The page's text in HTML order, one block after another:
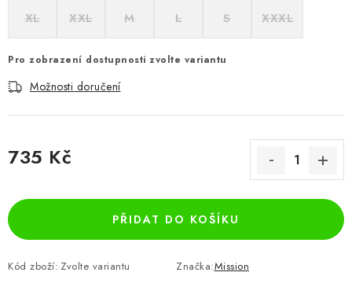
XL XXL M L S XXXL
Pro zobrazení dostupnosti zvolte variantu
Možnosti doručení
735 Kč
PŘIDAT DO KOŠÍKU
Kód zboží: Zvolte variantu Značka:Mission